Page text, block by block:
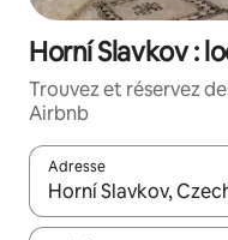
Horní Slavkov :
Trouvez et réservez
Airbnb
Adresse
Lorsque les résultats